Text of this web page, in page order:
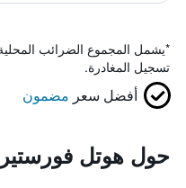
*يشمل المجموع الضرائب
تسجيل المغادرة.
أفضل سعر مضمون
حول هوتل